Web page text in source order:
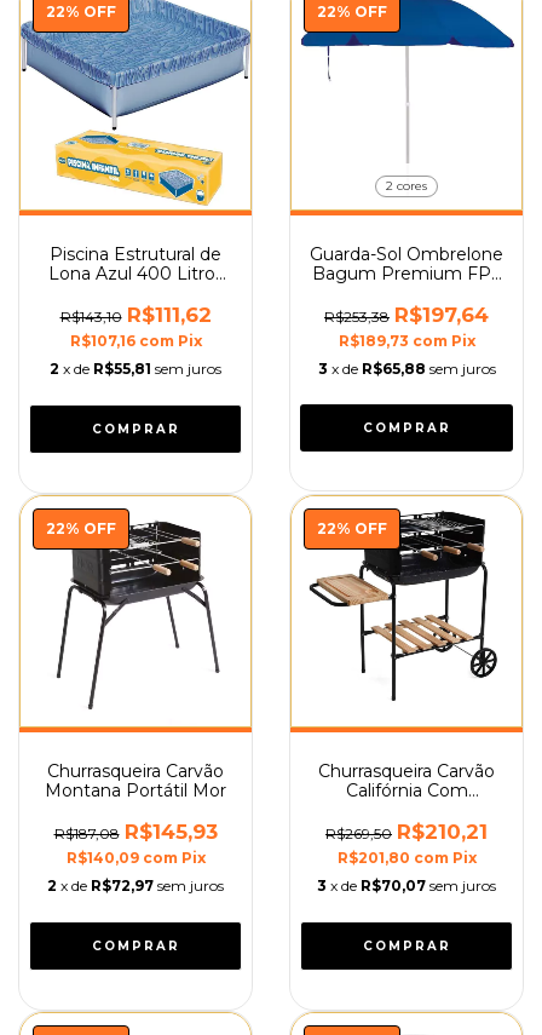
22% OFF
Piscina Estrutural de
Lona Azul 400 Litros
R$143,10 R$111,62
R$107,16 com Pix
2 x de R$55,81 sem juros
22% OFF
2 cores
Guarda-Sol Ombrelone
Bagum Premium FPS
R$253,38 R$197,64
R$189,73 com Pix
3 x de R$65,88 sem juros
COMPRAR
22% OFF
Churrasqueira Carvão
Montana Portátil Mor
R$187,08 R$145,93
R$140,09 com Pix
2 x de R$72,97 sem juros
22% OFF
Churrasqueira Carvão
Califórnia Com
R$269,50 R$210,21
R$201,80 com Pix
3 x de R$70,07 sem juros